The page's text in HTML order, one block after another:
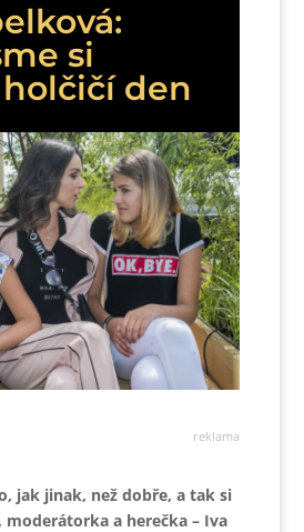
si
den
reklama
jak jinak, než dobře, a tak si
a herečka – Iva